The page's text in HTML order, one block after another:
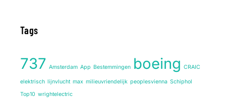
Tags
737 Amsterdam App Bestemmingen boeing CRAIC
elektrisch lijnvlucht max milieuvriendelijk peoplesvienna Schiphol
Top10 wrightelectric